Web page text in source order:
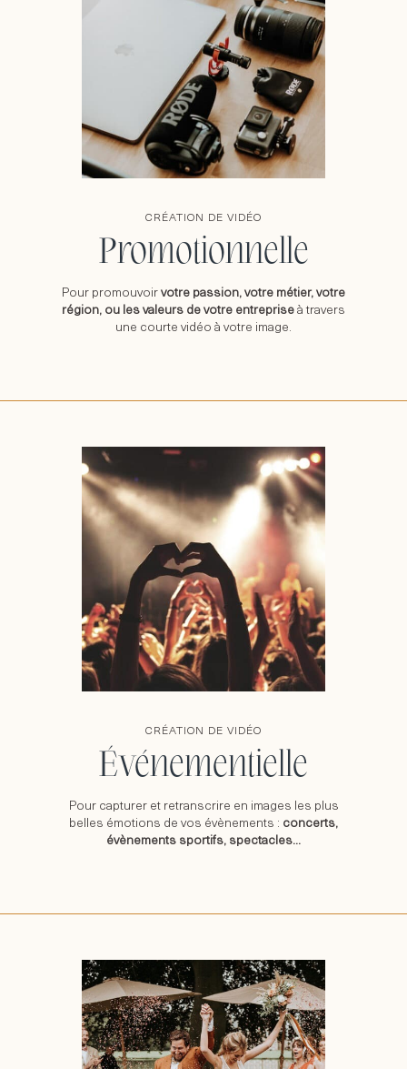
CRÉATION DE VIDÉO
Promotionnelle
Pour promouvoir votre passion, votre métier, votre
région, ou les valeurs de votre entreprise à travers
une courte vidéo à votre image.
CRÉATION DE VIDÉO
Événementielle
Pour capturer et retranscrire en images les plus
belles émotions de vos évènements : concerts,
évènements sportifs, spectacles…